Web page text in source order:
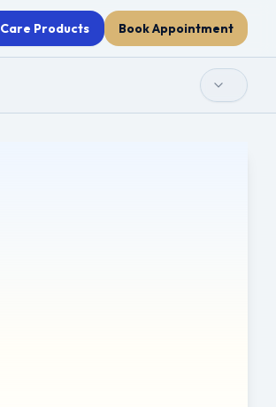
Care Products Book Appointment